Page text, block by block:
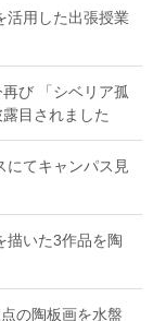
活用した出張授業
び 「シベリア孤
目されました
にてキャンパス見
描いた3作品を陶
の陶板画を水盤